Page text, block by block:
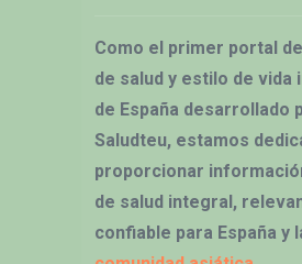
Como el primer portal
de salud y estilo de vida
de España desarrollado
Saludteu, estamos
proporcionar
de salud integral,
confiable para España y